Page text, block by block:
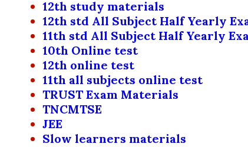
12th study materials
12th std All Subject Half Yearly
11th std All Subject Half Yearly
10th Online test
12th online test
11th all subjects online test
TRUST Exam Materials
TNCMTSE
JEE
Slow learners materials